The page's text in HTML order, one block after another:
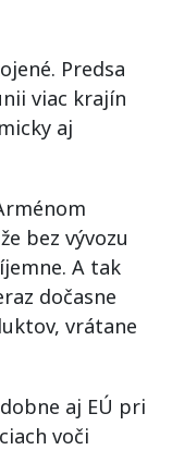
Predsa
viac krajín
aj
bez vývozu
A tak
dočasne
vrátane
aj EÚ pri
voči